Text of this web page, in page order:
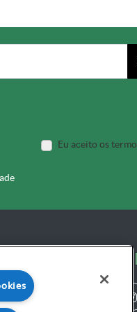
Eu aceito os